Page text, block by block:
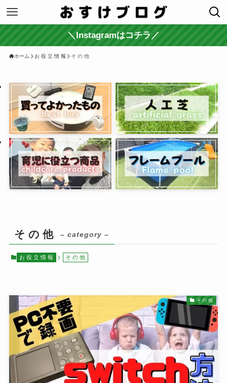
＼Instagramはコチラ／
ホーム お 役 立 情 報 そ の 他
そ の 他 – category –
お 役 立 情 報 そ の 他
そ の 他